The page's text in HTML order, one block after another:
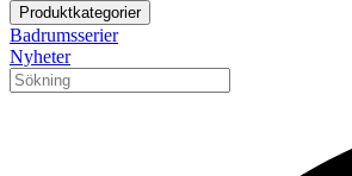
Produktkategorier
Badrumsserier
Nyheter